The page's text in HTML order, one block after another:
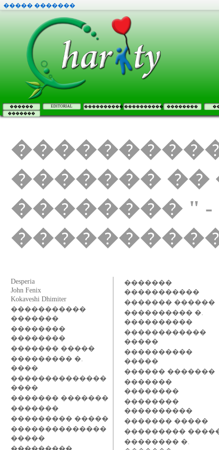
����� �������
������ EDITORIAL ���������� ���������� ��������
�������
������� ��
�������� " -
Desperia
John Fenix
Kokaveshi Dhimiter
�����������
�������
��������
��������
������� �����
��������� �.
����
��������������
����
������� �������
�������
��������� �����
��������������
�����
�������
�����������
������� ������
���������� �.
����������
������������
�����
����������
�����
������ �������
�������
��������
��������
����������
������� �����
���������
�������� �.